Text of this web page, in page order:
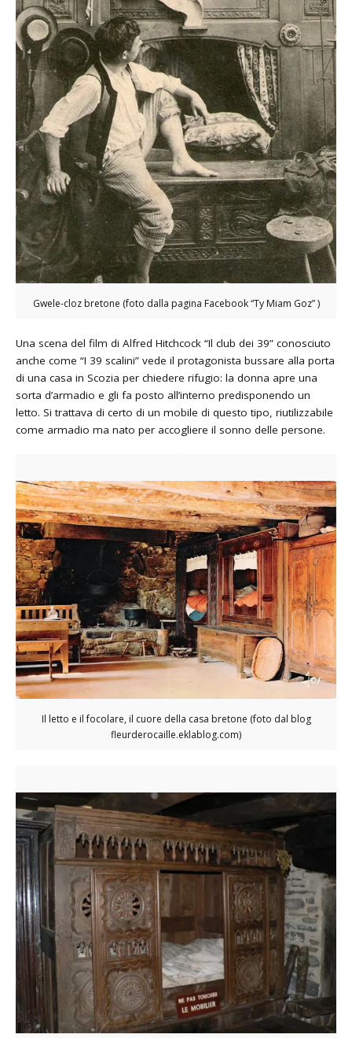
Gwele-cloz bretone (foto dalla pagina Facebook “Ty Miam Goz” )
Una scena del film di Alfred Hitchcock “Il club dei 39” conosciuto
anche come “I 39 scalini” vede il protagonista bussare alla porta
di una casa in Scozia per chiedere rifugio: la donna apre una
sorta d’armadio e gli fa posto all’interno predisponendo un
letto. Si trattava di certo di un mobile di questo tipo, riutilizzabile
come armadio ma nato per accogliere il sonno delle persone.
Il letto e il focolare, il cuore della casa bretone (foto dal blog
fleurderocaille.eklablog.com)